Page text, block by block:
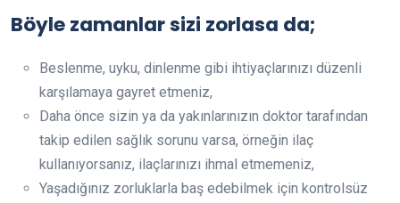
Böyle zamanlar sizi zorlasa da;
Beslenme, uyku, dinlenme gibi ihtiyaçlarınızı düzenli
karşılamaya gayret etmeniz,
Daha önce sizin ya da yakınlarınızın doktor tarafından
takip edilen sağlık sorunu varsa, örneğin ilaç
kullanıyorsanız, ilaçlarınızı ihmal etmemeniz,
Yaşadığınız zorluklarla baş edebilmek için kontrolsüz